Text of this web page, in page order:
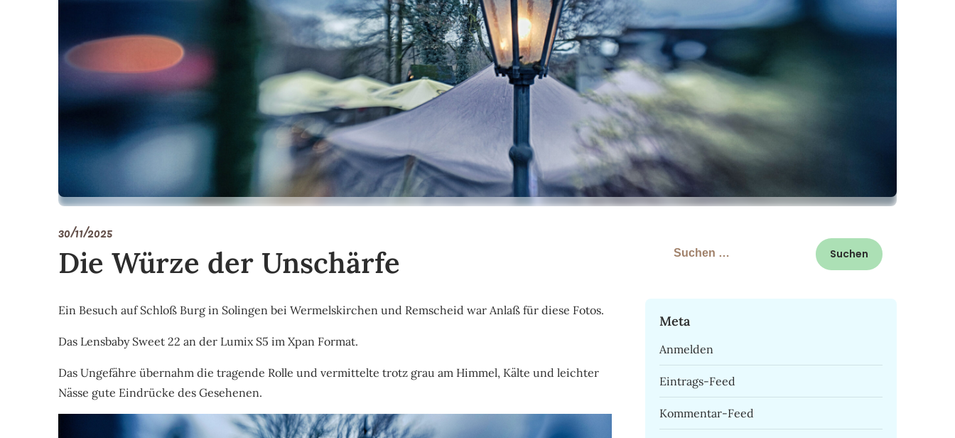
30/11/2025
Die Würze der Unschärfe
Ein Besuch auf Schloß Burg in Solingen bei Wermelskirchen und Remscheid war Anlaß für diese Fotos.
Das Lensbaby Sweet 22 an der Lumix S5 im Xpan Format.
Das Ungefähre übernahm die tragende Rolle und vermittelte trotz grau am Himmel, Kälte und leichter
Nässe gute Eindrücke des Gesehenen.
Suchen
Meta
Anmelden
Eintrags-Feed
Kommentar-Feed